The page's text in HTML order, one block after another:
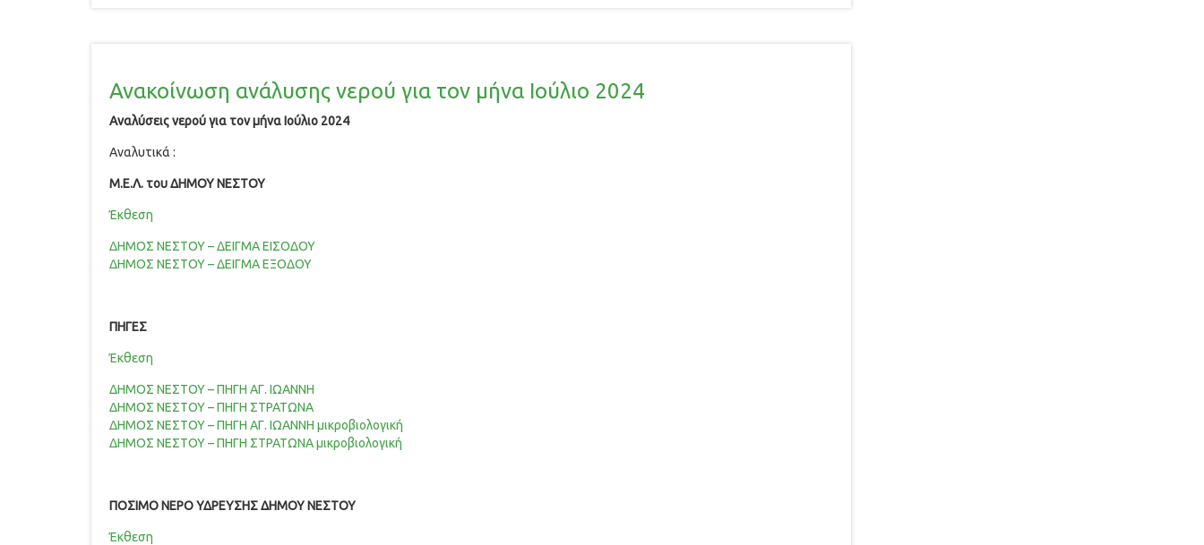
Ανακοίνωση ανάλυσης νερού για τον μήνα Ιούλιο 2024
Αναλύσεις νερού για τον μήνα Ιούλιο 2024
Αναλυτικά :
Μ.Ε.Λ. του ΔΗΜΟΥ ΝΕΣΤΟΥ
Έκθεση
ΔΗΜΟΣ ΝΕΣΤΟΥ – ΔΕΙΓΜΑ ΕΙΣΟΔΟΥ
ΔΗΜΟΣ ΝΕΣΤΟΥ – ΔΕΙΓΜΑ ΕΞΟΔΟΥ
ΠΗΓΕΣ
Έκθεση
ΔΗΜΟΣ ΝΕΣΤΟΥ – ΠΗΓΗ ΑΓ. ΙΩΑΝΝΗ
ΔΗΜΟΣ ΝΕΣΤΟΥ – ΠΗΓΗ ΣΤΡΑΤΩΝΑ
ΔΗΜΟΣ ΝΕΣΤΟΥ – ΠΗΓΗ ΑΓ. ΙΩΑΝΝΗ μικροβιολογική
ΔΗΜΟΣ ΝΕΣΤΟΥ – ΠΗΓΗ ΣΤΡΑΤΩΝΑ μικροβιολογική
ΠΟΣΙΜΟ ΝΕΡΟ ΥΔΡΕΥΣΗΣ ΔΗΜΟΥ ΝΕΣΤΟΥ
Έκθεση